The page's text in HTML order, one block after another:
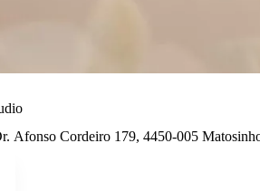
Afonso Cordeiro 179, 4450-005